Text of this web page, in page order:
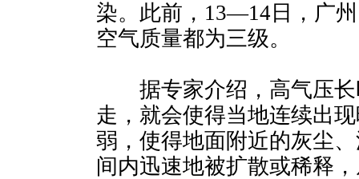
染。此前，13—14日，广
空气质量都为三级。
据专家介绍，高气压长
走，就会使得当地连续出
弱，使得地面附近的灰尘
间内迅速地被扩散或稀释